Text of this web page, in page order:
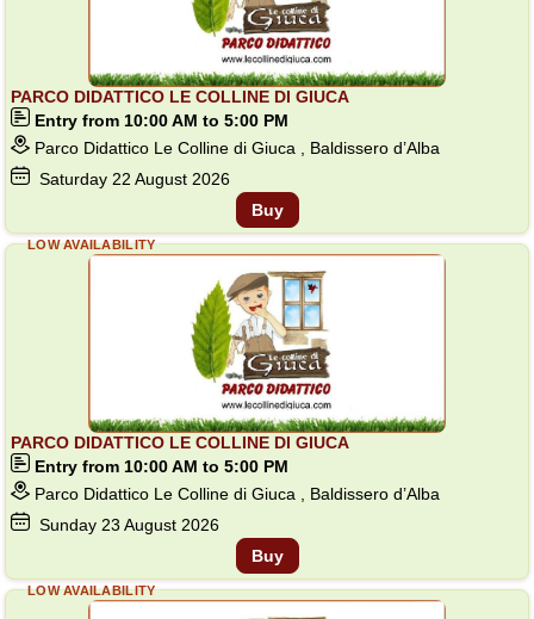
PARCO DIDATTICO LE COLLINE DI GIUCA
Entry from 10:00 AM to 5:00 PM
Parco Didattico Le Colline di Giuca , Baldissero d’Alba
Saturday 22 August 2026
Buy
PARCO DIDATTICO LE COLLINE DI GIUCA
Entry from 10:00 AM to 5:00 PM
Parco Didattico Le Colline di Giuca , Baldissero d’Alba
Sunday 23 August 2026
LOW AVAILABILITY
Buy
LOW AVAILABILITY